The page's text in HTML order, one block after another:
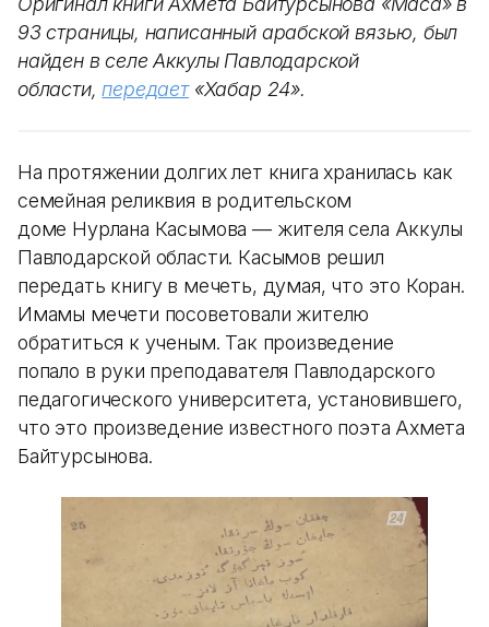
93 страницы, написанный арабской вязью, был
найден в селе Аккулы Павлодарской
области,передает«Хабар 24».
На протяжении долгих лет книга хранилась как
семейная реликвия в родительском
доме Нурлана Касымова — жителя села Аккулы
Павлодарской области. Касымов решил
передать книгу в мечеть, думая, что это Коран.
Имамы мечети посоветовали жителю
обратиться к ученым. Так произведение
попало в руки преподавателя Павлодарского
педагогического университета, установившего,
что это произведение известного поэта Ахмета
Байтурсынова.